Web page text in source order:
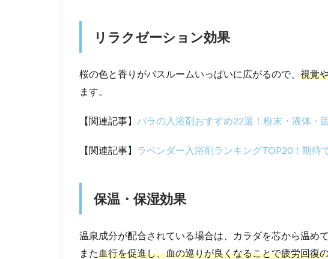
リラクゼーション効果
桜の色と香りがバスルームいっぱいに広がるので、 視覚
ます。
【関連記事】 バラの入浴剤おすすめ22選！粉末・液体・
【関連記事】 ラベンダー入浴剤ランキングTOP20！期待
保温・保湿効果
温泉成分が配合されている場合は、カラダを芯から温め
また血行を促進し、血の巡りが良くなることで疲労回復